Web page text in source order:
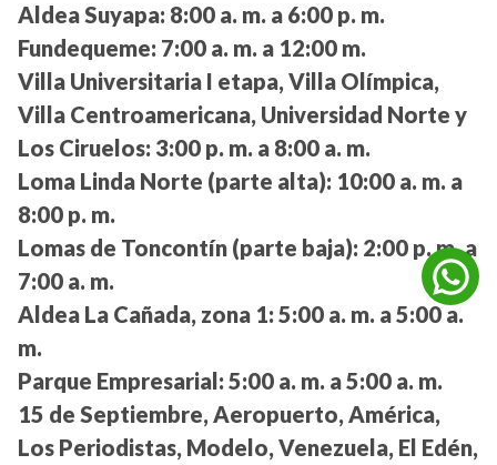
Aldea Suyapa: 8:00 a. m. a 6:00 p. m.
Fundequeme: 7:00 a. m. a 12:00 m.
Villa Universitaria I etapa, Villa Olímpica,
Villa Centroamericana, Universidad Norte y
Los Ciruelos: 3:00 p. m. a 8:00 a. m.
Loma Linda Norte (parte alta): 10:00 a. m. a
8:00 p. m.
Lomas de Toncontín (parte baja): 2:00 p. m. a
7:00 a. m.
Aldea La Cañada, zona 1: 5:00 a. m. a 5:00 a.
m.
Parque Empresarial: 5:00 a. m. a 5:00 a. m.
15 de Septiembre, Aeropuerto, América,
Los Periodistas, Modelo, Venezuela, El Edén,